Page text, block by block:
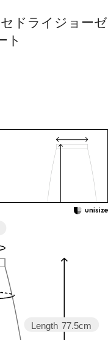
ドライジョーゼ
ト
Length 77.5cm